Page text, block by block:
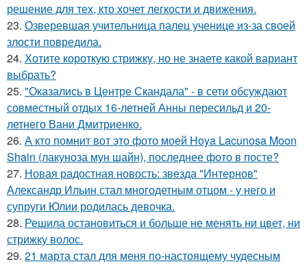
решение для тех, кто хочет легкости и движения.
23. Озверевшая учительница палец ученице из-за своей
злости повредила.
24. Хотите короткую стрижку, но не знаете какой вариант
выбрать?
25. "Оказались в Центре Скандала" - в сети обсуждают
совместный отдых 16-летней Анны пересильд и 20-
летнего Вани Дмитриенко.
26. А кто помнит вот это фото моей Hoya Lacunosa Moon
Shain (лакуноза мун шайн), последнее фото в посте?
27. Новая радостная новость: звезда "Интернов"
Александр Ильин стал многодетным отцом - у него и
супруги Юлии родилась девочка.
28. Решила остановиться и больше не менять ни цвет, ни
стрижку волос.
29. 21 марта стал для меня по-настоящему чудесным